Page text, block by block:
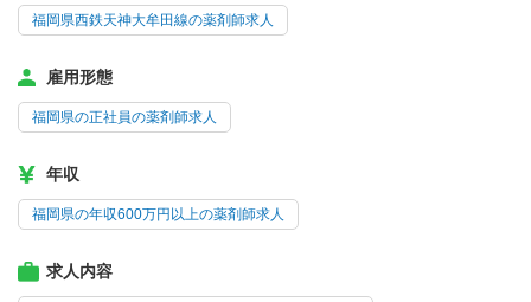
福岡県西鉄天神大牟田線の薬剤師求人
雇用形態
福岡県の正社員の薬剤師求人
年収
福岡県の年収600万円以上の薬剤師求人
求人内容